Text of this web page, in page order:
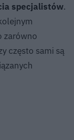
specjalistów.
zarówno
często sami są